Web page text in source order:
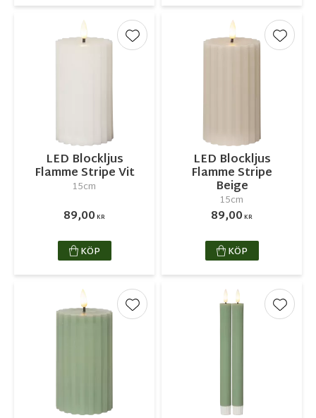
LED Blockljus
Flamme Stripe Vit
15cm
89,00KR
Lägg till i favoriter
KÖP
LED Blockljus
Flamme Stripe
Beige
15cm
89,00KR
Lägg
KÖP
Lägg till i favoriter Lägg